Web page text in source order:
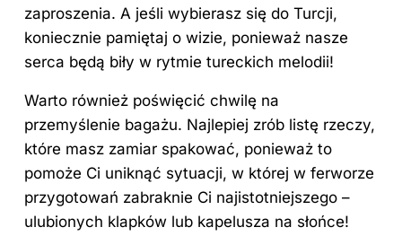
zaproszenia. A jeśli wybierasz się do Turcji,
koniecznie pamiętaj o wizie, ponieważ nasze
serca będą biły w rytmie tureckich melodii!
Warto również poświęcić chwilę na
przemyślenie bagażu. Najlepiej zrób listę rzeczy,
które masz zamiar spakować, ponieważ to
pomoże Ci uniknąć sytuacji, w której w ferworze
przygotowań zabraknie Ci najistotniejszego –
ulubionych klapków lub kapelusza na słońce!